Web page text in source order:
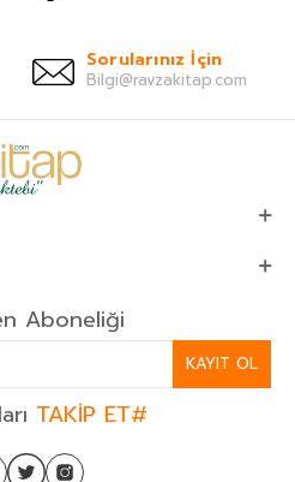
Sorularınız İçin
Bilgi@ravzakitap.com
Aboneliği
KAYIT OL
TAKİP ET#